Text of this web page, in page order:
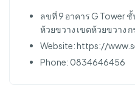
ลขที่ 9 อาคาร G Tower
ห้วยขวาง เขตห้วยขวาง
Website: https://
Phone: 0834646456